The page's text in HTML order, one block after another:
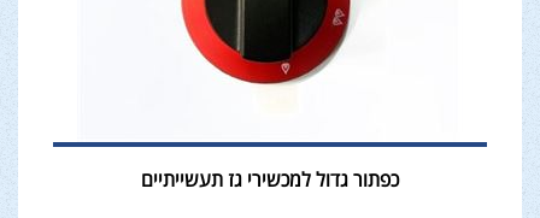
כפתור גדול למכשירי גז תעשייתיים